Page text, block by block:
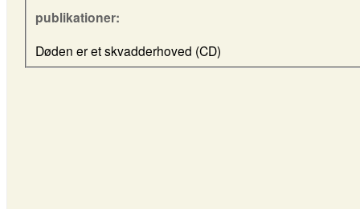
publikationer:
Døden er et skvadderhoved (CD)